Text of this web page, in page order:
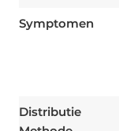
Symptomen
Distributie